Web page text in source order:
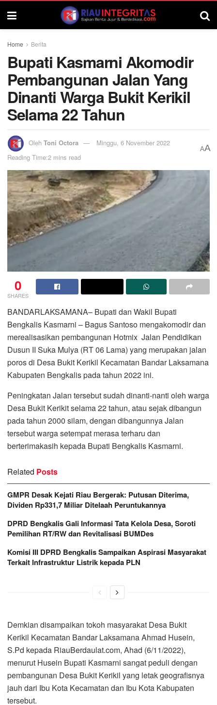
Home Berita
Bupati Kasmarni Akomodir
Pembangunan Jalan Yang
Dinanti Warga Bukit Kerikil
Selama 22 Tahun
Oleh Toni Octora
Minggu, 6 November 2022
Reading Time:2 mins read
AA
0
SHARES
BANDARLAKSAMANA– Bupati dan Wakil Bupati
Bengkalis Kasmarni – Bagus Santoso mengakomodir dan
merealisasikan pembangunan Hotmix Jalan Pendidikan
Dusun II Suka Mulya (RT 06 Lama) yang merupakan jalan
poros di Desa Bukit Kerikil Kecamatan Bandar Laksamana
Kabupaten Bengkalis pada tahun 2022 ini.
Peningkatan Jalan tersebut sudah dinanti-nanti oleh warga
Desa Bukit Kerikit selama 22 tahun, atau sejak dibangun
pada tahun 2000 silam, dengan dibangunnya Jalan
tersebut warga setempat merasa terharu dan
berterimakasih kepada Bupati Bengkalis Kasmarni.
Related Posts
GMPR Desak Kejati Riau Bergerak: Putusan Diterima,
Dividen Rp331,7 Miliar Ditelaah Peruntukannya
DPRD Bengkalis Gali Informasi Tata Kelola Desa, Soroti
Pemilihan RT/RW dan Revitalisasi BUMDes
Komisi III DPRD Bengkalis Sampaikan Aspirasi Masyarakat
Terkait Infrastruktur Listrik kepada PLN
Demkian disampaikan tokoh masyarakat Desa Bukit
Kerikil Kecamatan Bandar Laksamana Ahmad Husein,
S.Pd kepada RiauBerdaulat.com, Ahad (6/11/2022),
menurut Husein Bupati Kasmarni sangat peduli dengan
pembangunan Desa Bukit Kerikil yang letak geografisnya
jauh dari Ibu Kota Kecamatan dan Ibu Kota Kabupaten
tersebut.